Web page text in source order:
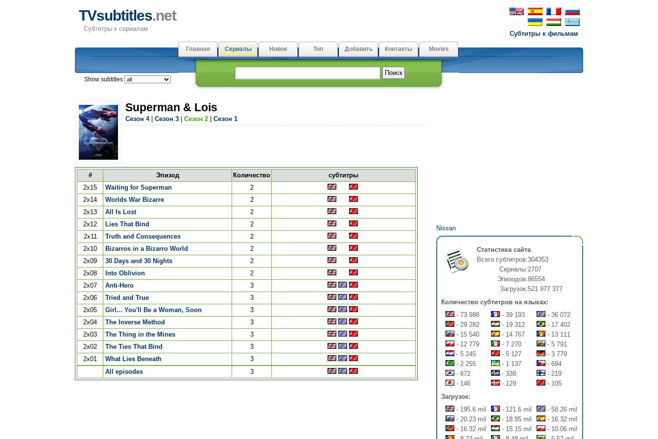
Субтитры к фильмам
TVsubtitles.net
Субтитры к сериалам
Главная Сериалы Новое Топ Добавить Контакты Movies
Show subtitles
Superman & Lois
Сезон 4|Сезон 3 |Сезон 2 |Сезон 1
# Эпизод Количество
субтитры
2x15
Waiting for Superman
2
2x14
Worlds War Bizarre
2
2x13
All Is Lost
2
2x12
Lies That Bind
2
2x11
Truth and Consequences
2
2x10
Bizarros in a Bizarro World
2
2x09
30 Days and 30 Nights
2
2x08
Into Oblivion
2
2x07
Anti-Hero
3
2x06
Tried and True
3
2x05
Girl... You'll Be a Woman, Soon
3
2x04
The Inverse Method
3
2x03
The Thing in the Mines
3
2x02
The Ties That Bind
3
2x01
What Lies Beneath
3
All episodes
3
Nissan
Статистика сайта
Всего субтитров:304353
Сериалы:2707
Эпизодов:86554
Загрузок:521 977 377
Количество субтитров на языках:
- 73 988
- 39 193
- 36 072
- 29 282
- 19 312
- 17 402
- 15 540
- 14 767
- 13 111
- 12 779
- 7 270
- 5 791
- 5 245
- 5 127
- 3 779
- 2 255
- 1 137
- 694
- 672
- 338
- 219
- 146
- 129
- 105
Загрузок:
- 195.6 mil
- 121.6 mil
- 58.26 mil
- 20.23 mil
- 18.85 mil
- 16.32 mil
- 16.32 mil
- 15.15 mil
- 10.06 mil